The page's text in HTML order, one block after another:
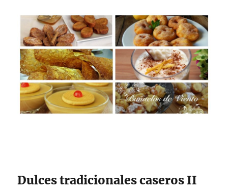
Dulces tradicionales caseros II